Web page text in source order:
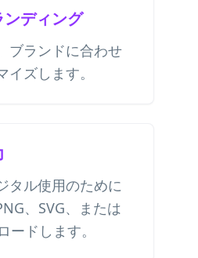
ンディング
ブランドに合わせ
ズします。
タル使用のために
、SVG、または
ードします。